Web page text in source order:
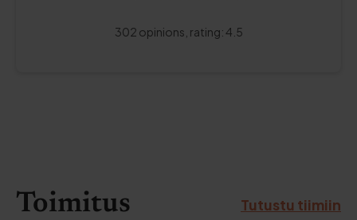
302 opinions, rating:4.5
Toimitus Tutustu tiimiin